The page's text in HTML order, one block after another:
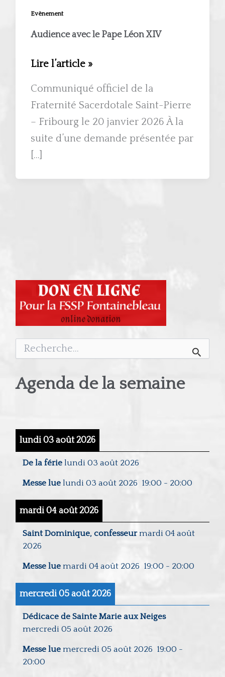
Evènement
Audience avec le Pape Léon XIV
Audience
Lire l’article »
Communiqué officiel de la
Fraternité Sacerdotale Saint-Pierre
– Fribourg le 20 janvier 2026 À la
suite d’une demande présentée par
[…]
Rechercher :
Agenda de la semaine
lundi 03 août 2026
De la férie lundi 03 août 2026
Messe lue lundi 03 août 2026 19:00 - 20:00
mardi 04 août 2026
Saint Dominique, confesseur mardi 04 août
2026
Messe lue mardi 04 août 2026 19:00 - 20:00
mercredi 05 août 2026
Dédicace de Sainte Marie aux Neiges
mercredi 05 août 2026
Messe lue mercredi 05 août 2026 19:00 -
20:00